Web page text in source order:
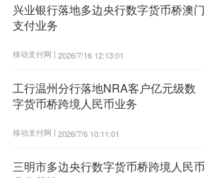
兴业银行落地多边央行数字货币桥澳门
支付业务
移动支付网 | 2026/7/16 12:13:01
工行温州分行落地NRA客户亿元级数
字货币桥跨境人民币业务
移动支付网 | 2026/7/6 10:11:01
三明市多边央行数字货币桥跨境人民币